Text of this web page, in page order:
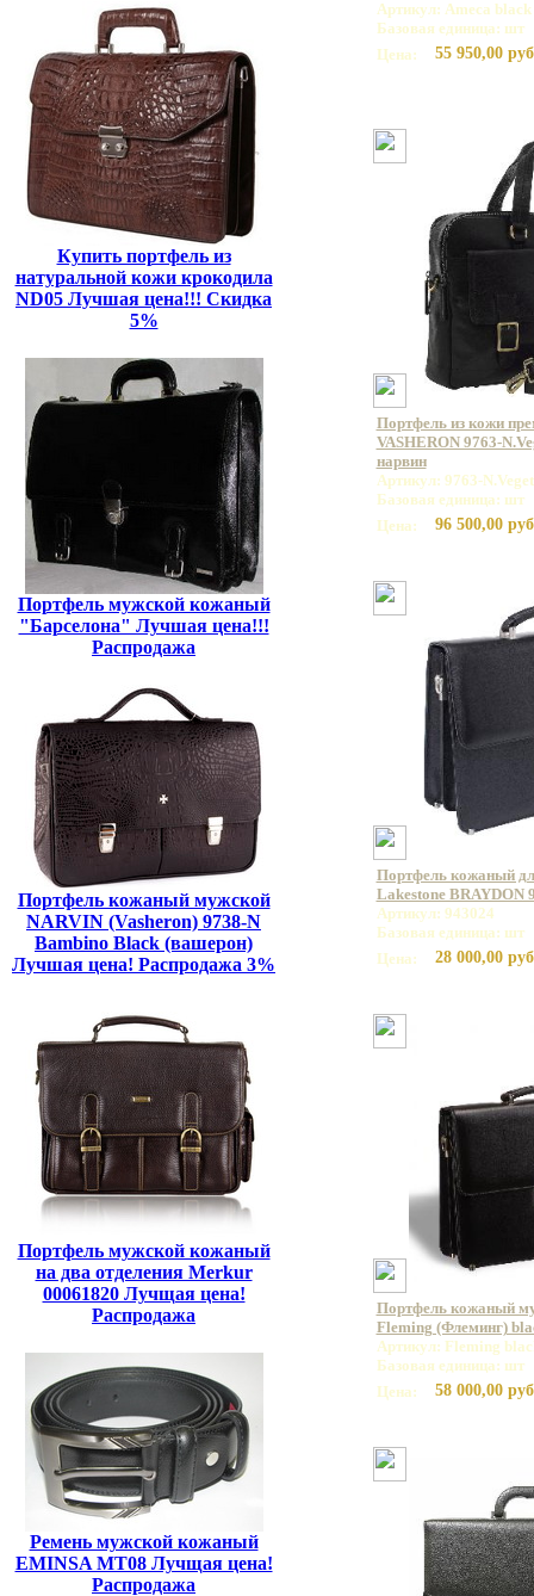
Купить портфель из
натуральной кожи крокодила
ND05 Лучшая цена!!! Скидка
5%
Портфель мужской кожаный
"Барселона" Лучшая цена!!!
Распродажа
Портфель кожаный мужской
NARVIN (Vasheron) 9738-N
Bambino Black (вашерон)
Лучшая цена! Распродажа 3%
Портфель мужской кожаный
на два отделения Merkur
00061820 Лучщая цена!
Распродажа
Ремень мужской кожаный
EMINSA MT08 Лучщая цена!
Распродажа
Артикул: Ameca black
Базовая единица: шт
Цена:
55 950,00
Портфель из кожи
VASHERON 9763-
нарвин
Артикул: 9763-
Базовая единица: шт
Цена:
96 500,00
Портфель кожаный
Lakestone BRAYDON
Артикул: 943024
Базовая единица: шт
Цена:
28 000,00
Портфель кожаный
Fleming (Флеминг)
Артикул: Fleming
Базовая единица: шт
Цена:
58 000,00